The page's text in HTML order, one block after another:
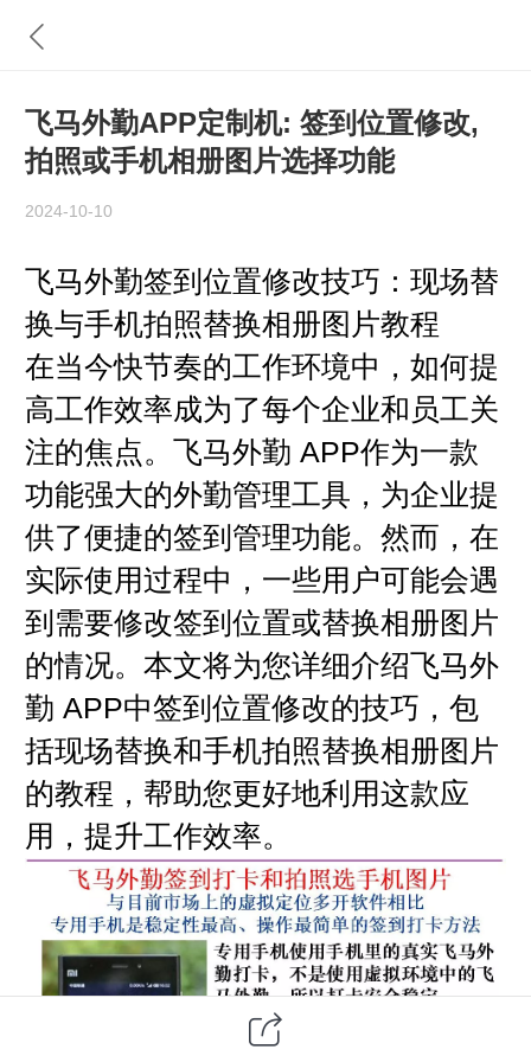
飞马外勤APP定制机: 签到位置修改,
拍照或手机相册图片选择功能
2024-10-10
飞马外勤签到位置修改技巧：现场替
换与手机拍照替换相册图片教程
在当今快节奏的工作环境中，如何提
高工作效率成为了每个企业和员工关
注的焦点。飞马外勤 APP作为一款
功能强大的外勤管理工具，为企业提
供了便捷的签到管理功能。然而，在
实际使用过程中，一些用户可能会遇
到需要修改签到位置或替换相册图片
的情况。本文将为您详细介绍飞马外
勤 APP中签到位置修改的技巧，包
括现场替换和手机拍照替换相册图片
的教程，帮助您更好地利用这款应
用，提升工作效率。